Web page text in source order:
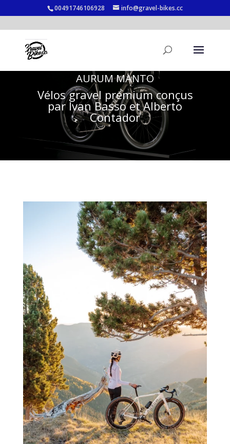
00491746106928 info@gravel-bikes.cc
AURUM MANTO
Vélos gravel premium conçus
par Ivan Basso et Alberto
Contador